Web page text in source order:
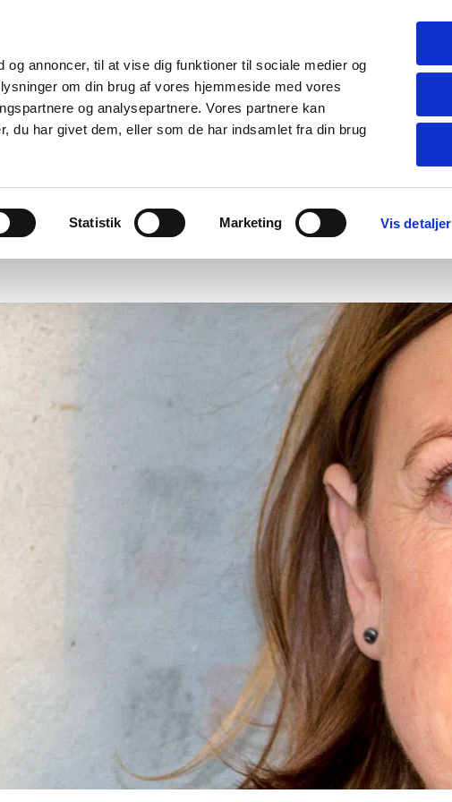
annoncer, til at vise dig funktioner til sociale medier og
om din brug af vores hjemmeside med vores
og analysepartnere. Vores partnere kan
du har givet dem, eller som de har indsamlet fra din brug
Statistik Marketing Vis detaljer
tolkeopgave Jeg tilbyder Privatlivspolitik Kontakt